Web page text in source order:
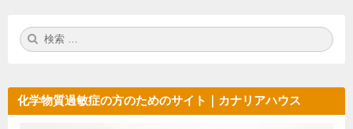
検
索:
化学物質過敏症の方のためのサイト｜カナリアハウス